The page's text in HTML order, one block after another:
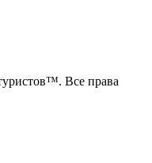
Все права